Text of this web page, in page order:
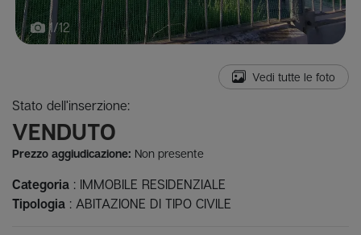
1/12
Vedi tutte le foto
Stato dell'inserzione:
VENDUTO
Prezzo aggiudicazione: Non presente
Categoria : IMMOBILE RESIDENZIALE
Tipologia : ABITAZIONE DI TIPO CIVILE